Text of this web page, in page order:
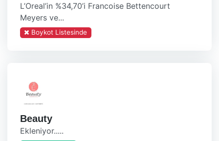
L’Oreal’in %34,70’i Francoise Bettencourt
Meyers ve...
Boykot Listesinde
Beauty
Ekleniyor.....